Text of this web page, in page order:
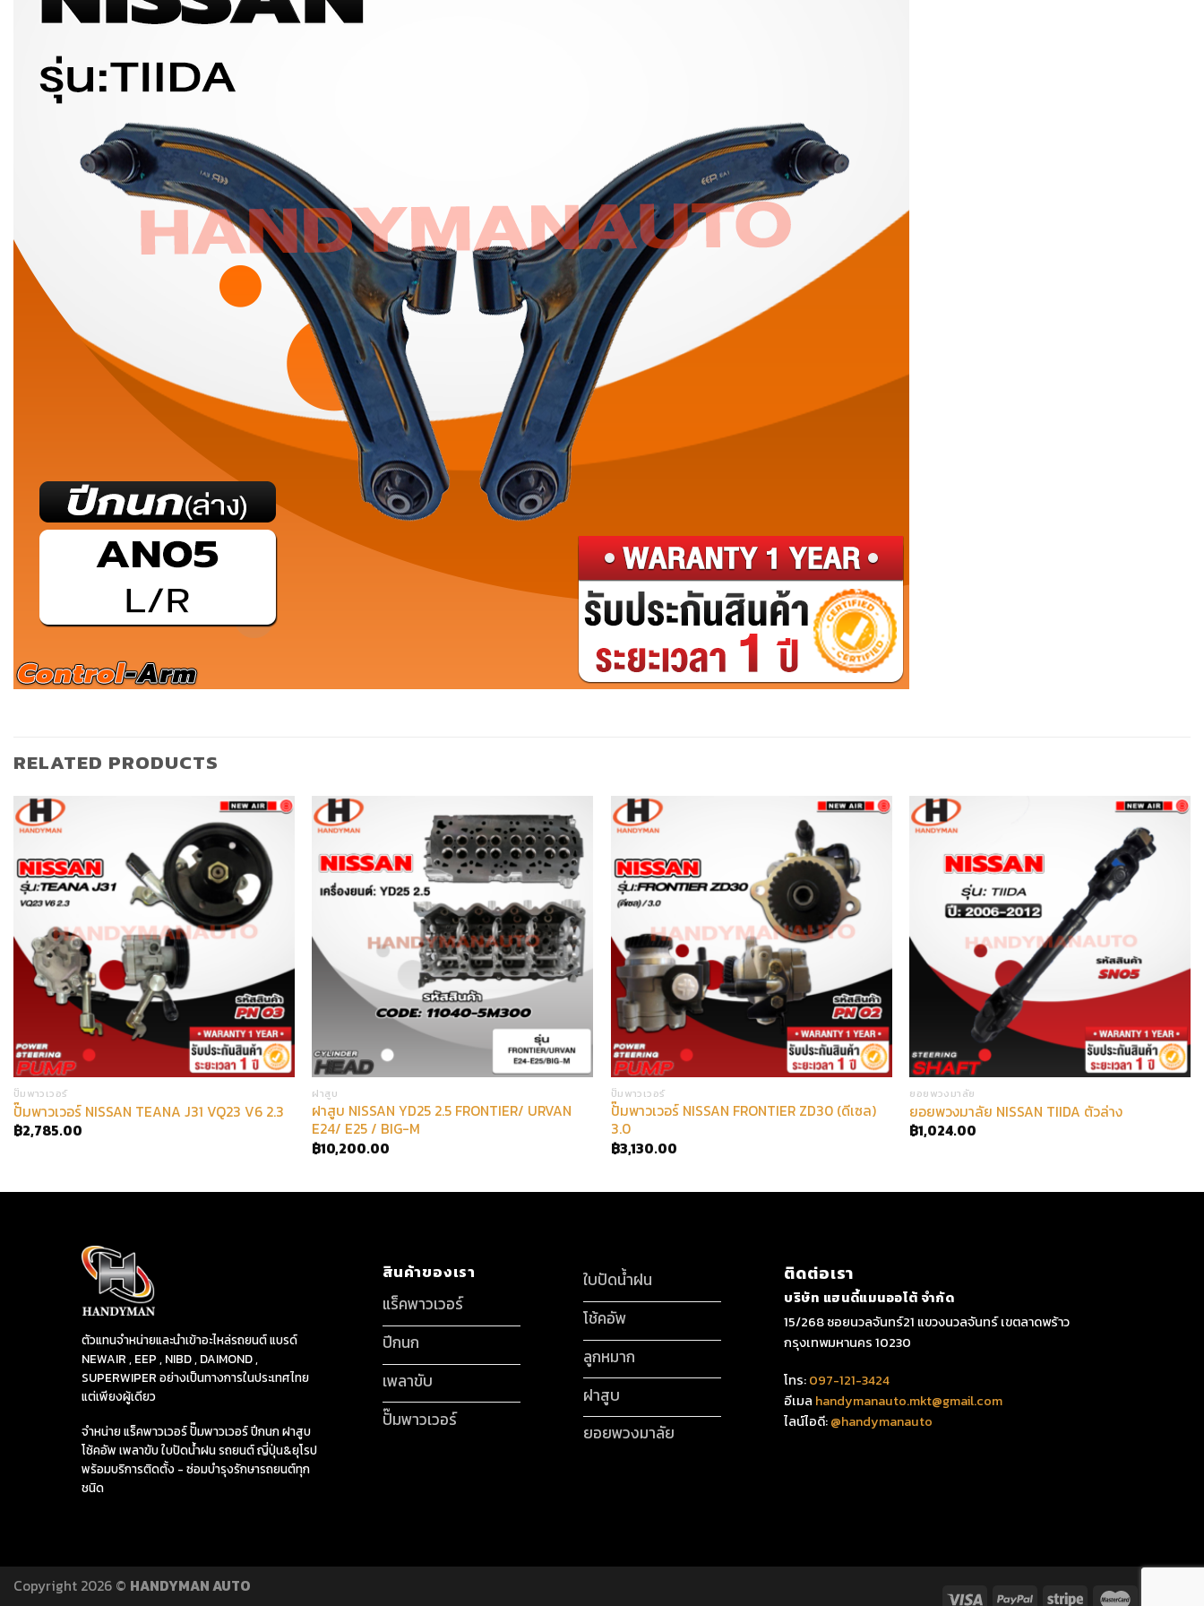
RELATED PRODUCTS
ปั๊มพาวเวอร์
ปั๊มพาวเวอร์ NISSAN TEANA J31 VQ23 V6 2.3
฿2,785.00
ฝาสูบ
ฝาสูบ NISSAN YD25 2.5 FRONTIER/ URVAN
E24/ E25 / BIG-M
฿10,200.00
ปั๊มพาวเวอร์
ปั๊มพาวเวอร์ NISSAN FRONTIER ZD30 (ดีเซล)
3.0
฿3,130.00
ยอยพวงมาลัย
ยอยพวงมาลัย NISSAN TIIDA ตัวล่าง
฿1,024.00
ตัวแทนจำหน่ายและนำเข้าอะไหล่รถยนต์ แบรด์
NEWAIR , EEP , NIBD , DAIMOND ,
SUPERWIPER อย่างเป็นทางการในประเทศไทย
แต่เพียงผู้เดียว
จำหน่าย แร็คพาวเวอร์ ปั๊มพาวเวอร์ ปีกนก ฝาสูบ
โช้คอัพ เพลาขับ ใบปัดน้ำฝน รถยนต์ ญี่ปุ่น&ยุโรป
พร้อมบริการติดตั้ง - ซ่อมบำรุงรักษารถยนต์ทุก
ชนิด
สินค้าของเรา
แร็คพาวเวอร์
ปีกนก
เพลาขับ
ปั๊มพาวเวอร์
ใบปัดน้ำฝน
โช้คอัพ
ลูกหมาก
ฝาสูบ
ยอยพวงมาลัย
ติดต่อเรา
บริษัท แฮนดี้แมนออโต้ จำกัด
15/268 ซอยนวลจันทร์21 แขวงนวลจันทร์ เขตลาดพร้าว
กรุงเทพมหานคร 10230
โทร:097-121-3424
อีเมล handymanauto.mkt@gmail.com
ไลน์ไอดี:@handymanauto
Copyright 2026 © HANDYMAN AUTO